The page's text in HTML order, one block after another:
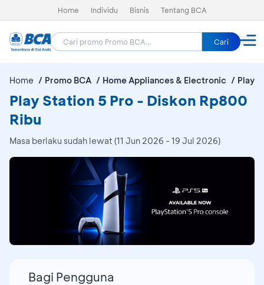
Home Individu Bisnis Tentang BCA
Cari
Home Promo BCA Home Appliances & Electronic Play
Play Station 5 Pro - Diskon Rp800
Ribu
Masa berlaku sudah lewat (11 Jun 2026 - 19 Jul 2026)
Bagi Pengguna